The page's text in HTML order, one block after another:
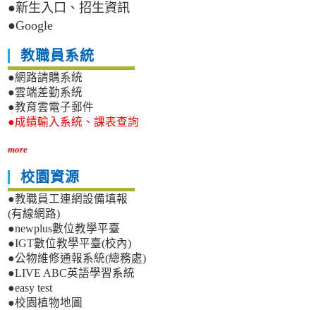
●新生入口、招生資訊
●Google
教職員系統
●網路請購系統
●雲端差勤系統
●教育雲電子郵件
●成績輸入系統、課表查詢
more
校園資源
●教職員工連網設備填報
(有線網路)
●newplus數位教學平臺
●IGT數位教學平臺(校內)
●公物維修通報系統(總務處)
●LIVE ABC英語學習系統
●easy test
●校園植物地圖